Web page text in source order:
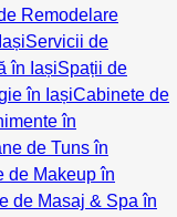
Remodelare
Servicii de
în IașiSpații de
în IașiCabinete de
în
de Tuns în
de Makeup în
de Masaj & Spa în